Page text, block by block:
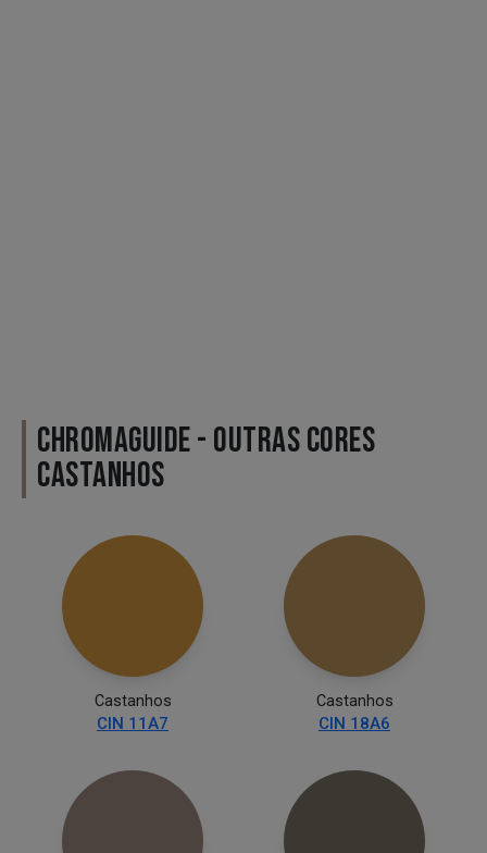
CHROMAGUIDE - OUTRAS CORES
CASTANHOS
Castanhos
CIN 11A7
Castanhos
CIN 18A6